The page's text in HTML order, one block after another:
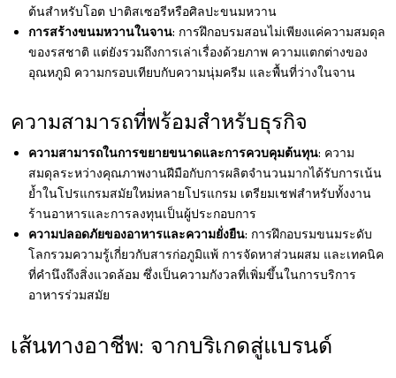
ต้นสำหรับโอต ปาติสเซอรีหรือศิลปะขนมหวาน
การสร้างขนมหวานในจาน: การฝึกอบรมสอนไม่เพียงแค่ความสมดุล
ของรสชาติ แต่ยังรวมถึงการเล่าเรื่องด้วยภาพ ความแตกต่างของ
อุณหภูมิ ความกรอบเทียบกับความนุ่มครีม และพื้นที่ว่างในจาน
ความสามารถที่พร้อมสำหรับธุรกิจ
ความสามารถในการขยายขนาดและการควบคุมต้นทุน: ความ
สมดุลระหว่างคุณภาพงานฝีมือกับการผลิตจำนวนมากได้รับการเน้น
ย้ำในโปรแกรมสมัยใหม่หลายโปรแกรม เตรียมเชฟสำหรับทั้งงาน
ร้านอาหารและการลงทุนเป็นผู้ประกอบการ
ความปลอดภัยของอาหารและความยั่งยืน: การฝึกอบรมขนมระดับ
โลกรวมความรู้เกี่ยวกับสารก่อภูมิแพ้ การจัดหาส่วนผสม และเทคนิค
ที่คำนึงถึงสิ่งแวดล้อม ซึ่งเป็นความกังวลที่เพิ่มขึ้นในการบริการ
อาหารร่วมสมัย
เส้นทางอาชีพ: จากบริเกดสู่แบรนด์